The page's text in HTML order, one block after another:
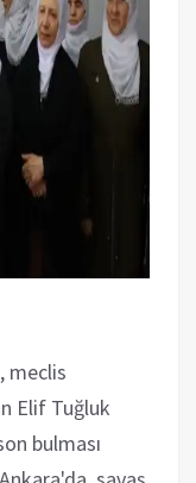
meclis
Elif Tuğluk
bulması